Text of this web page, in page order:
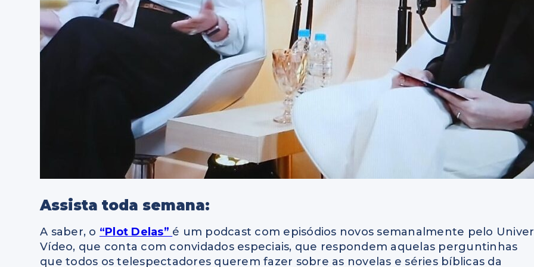
Assista toda semana:
A saber, o “Plot Delas” é um podcast com episódios novos semanalmente pelo Univer
Vídeo, que conta com convidados especiais, que respondem aquelas perguntinhas
que todos os telespectadores querem fazer sobre as novelas e séries bíblicas da